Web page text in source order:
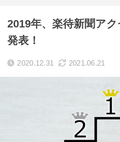
2019年、楽待新聞ア
発表！
2020.12.31 2021.06.21